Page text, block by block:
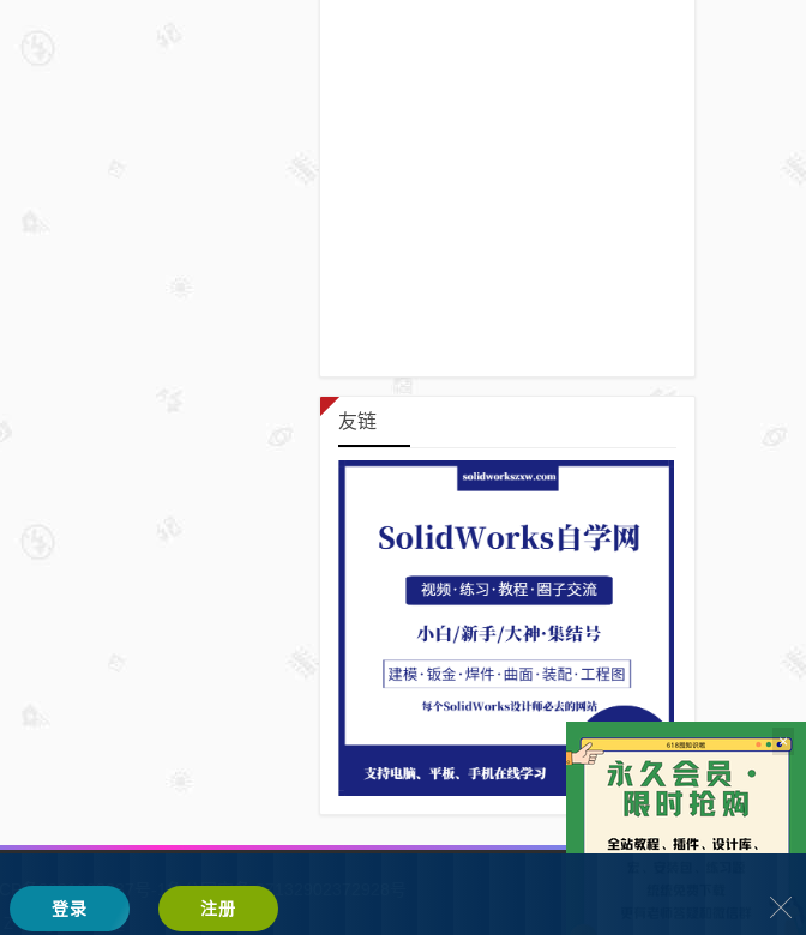
友链
备2021002287号-1鲁公网安备 37132902372928号
Z-BlogPHP 搭建
×
登录 注册